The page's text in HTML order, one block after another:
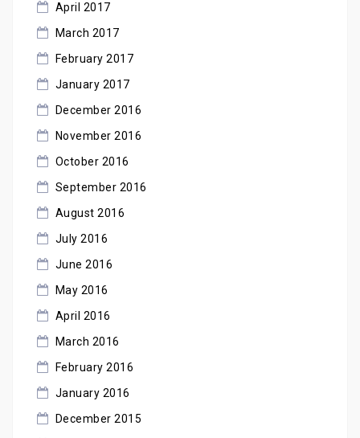
April 2017
March 2017
February 2017
January 2017
December 2016
November 2016
October 2016
September 2016
August 2016
July 2016
June 2016
May 2016
April 2016
March 2016
February 2016
January 2016
December 2015